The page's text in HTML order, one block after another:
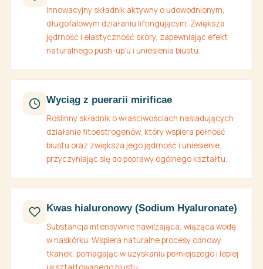
Innowacyjny składnik aktywny o udowodnionym,
długofalowym działaniu liftingującym. Zwiększa
jędrność i elastyczność skóry, zapewniając efekt
naturalnego push-up’u i uniesienia biustu.
Wyciąg z puerarii mirificae
Roślinny składnik o właściwościach naśladujących
działanie fitoestrogenów, który wspiera pełność
biustu oraz zwiększa jego jędrność i uniesienie,
przyczyniając się do poprawy ogólnego kształtu.
Kwas hialuronowy (Sodium Hyaluronate)
Substancja intensywnie nawilżająca, wiążąca wodę
w naskórku. Wspiera naturalne procesy odnowy
tkanek, pomagając w uzyskaniu pełniejszego i lepiej